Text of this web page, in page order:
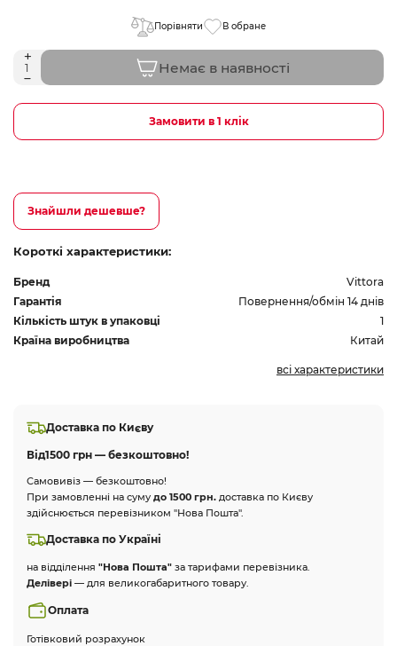
Порівняти В обране
Немає в наявності
Замовити в 1 клік
Знайшли дешевше?
Короткі характеристики:
Бренд
Vittora
Гарантія
Повернення/обмін 14 днів
Кількість штук в упаковці
1
Країна виробництва
Китай
всі характеристики
Доставка по Києву
Від1500 грн — безкоштовно!
Самовивіз — безкоштовно!
При замовленні на суму до 1500 грн. доставка по Києву
здійснюється перевізником "Нова Пошта".
Доставка по Україні
на відділення "Нова Пошта" за тарифами перевізника.
Делівері — для великогабаритного товару.
Оплата
Готівковий розрахунок